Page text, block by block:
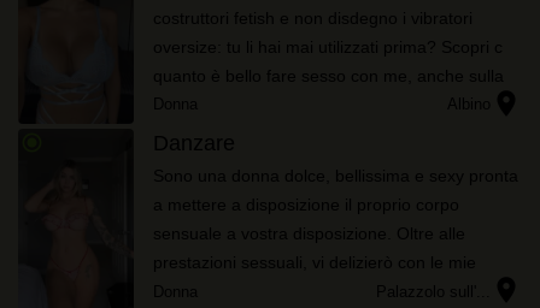
costruttori fetish e non disdegno i vibratori
oversize: tu li hai mai utilizzati prima? Scopri c
quanto è bello fare sesso con me, anche sulla
spiaggia se ti va, scrivimi e ci divertiremo tanto,
ne sono cert...
Albino location_on
Donna
Danzare
Sono una donna dolce, bellissima e sexy pronta
a mettere a disposizione il proprio corpo
sensuale a vostra disposizione. Oltre alle
prestazioni sessuali, vi delizierò con le mie
mani, di eccitanti massaggi erotici, contattatemi
Palazzolo sull'... location_on
Donna